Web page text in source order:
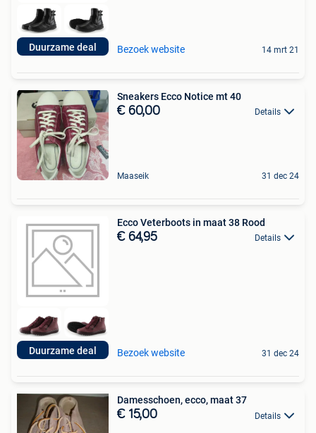
Duurzame deal Bezoek website 14 mrt 21
Sneakers Ecco Notice mt 40
€ 60,00 Details
Maaseik 31 dec 24
Duurzame deal
Ecco Veterboots in maat 38 Rood
€ 64,95 Details
Bezoek website 31 dec 24
Damesschoen, ecco, maat 37
€ 15,00 Details